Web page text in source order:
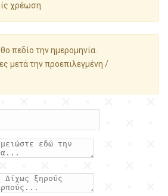
χρέωση.
πεδίο την ημερομηνία.
μετά την προεπιλεγμένη /